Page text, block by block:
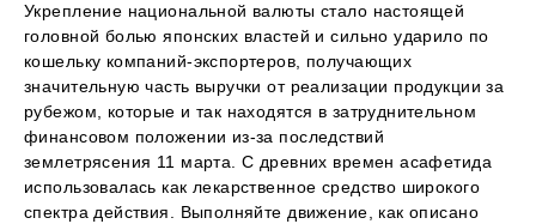
Укрепление национальной валюты стало настоящей
головной болью японских властей и сильно ударило по
кошельку компаний-экспортеров, получающих
значительную часть выручки от реализации продукции за
рубежом, которые и так находятся в затруднительном
финансовом положении из-за последствий
землетрясения 11 марта. С древних времен асафетида
использовалась как лекарственное средство широкого
спектра действия. Выполняйте движение, как описано